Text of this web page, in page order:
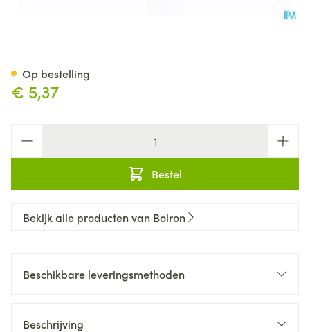
€ 5,37
Bestel
Op bestelling
Bekijk alle producten van Boiron
Beschikbare leveringsmethoden
Beschrijving